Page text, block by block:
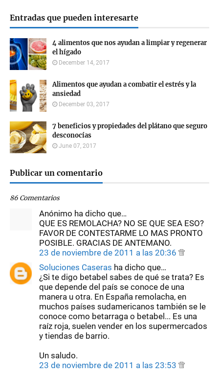
Entradas que pueden interesarte
4 alimentos que nos ayudan a limpiar y regenerar
el hígado
December 14, 2017
Alimentos que ayudan a combatir el estrés y la
ansiedad
December 03, 2017
7 beneficios y propiedades del plátano que seguro
desconocías
June 07, 2017
Publicar un comentario
86 Comentarios
Anónimo ha dicho que…
QUE ES REMOLACHA? NO SE QUE SEA ESO?
FAVOR DE CONTESTARME LO MAS PRONTO
POSIBLE. GRACIAS DE ANTEMANO.
23 de noviembre de 2011 a las 20:36
Soluciones Caseras ha dicho que…
¿Si te digo betabel sabes de qué se trata? Es
que depende del país se conoce de una
manera u otra. En España remolacha, en
muchos países sudamericanos también se le
conoce como betarraga o betabel... Es una
raíz roja, suelen vender en los supermercados
y tiendas de barrio.
Un saludo.
23 de noviembre de 2011 a las 23:53